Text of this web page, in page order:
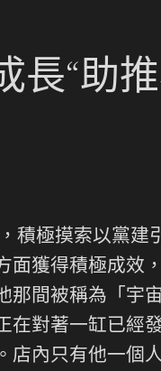
長“助推
積極摸索以黨建
面獲得積極成效
那間被稱為「宇
在對著一缸已經
店內只有他一個